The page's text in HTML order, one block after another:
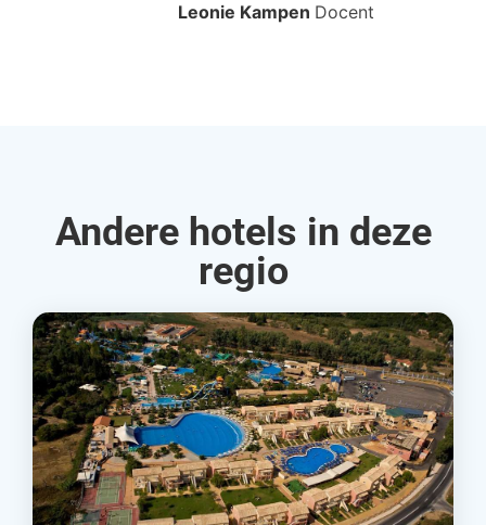
Leonie Kampen Docent
Andere hotels in deze
regio